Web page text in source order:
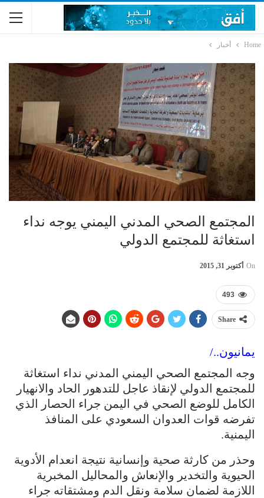
Home أخبار
المجتمع الصحي المدني اليمني يوجه نداء
استغاثة للمجتمع الدولي
On أكتوبر 31, 2015
493
Share
يمانيون../
وجه المجتمع الصحي اليمني المدني نداء استغاثة
للمجتمع الدولي لإنقاذ عاجل للتدهور الحاد والانهيار
الكامل للوضع الصحي في اليمن جراء الحصار الذي
تفرضه قوات العدوان السعودي على المنافذ
اليمنية.
وحذر من كارثة صحية وإنسانية نتيجة انعدام الأدوية
الحيوية والتخدير والإنعاش والمحاليل المخبرية
اللازمة لضمان سلامة ونقل الدم ومشتقاته جراء